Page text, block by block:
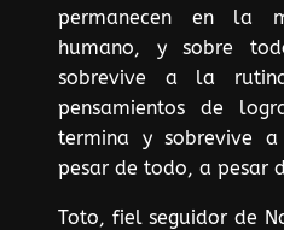
permanecen en la
humano, y sobre
sobrevive a la
pensamientos de
termina y sobrevive
pesar de todo, a pesar
Toto, fiel seguidor de